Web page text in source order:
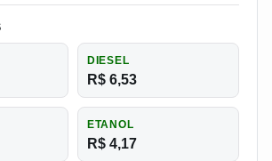
DIESEL
R$ 6,53
ETANOL
R$ 4,17